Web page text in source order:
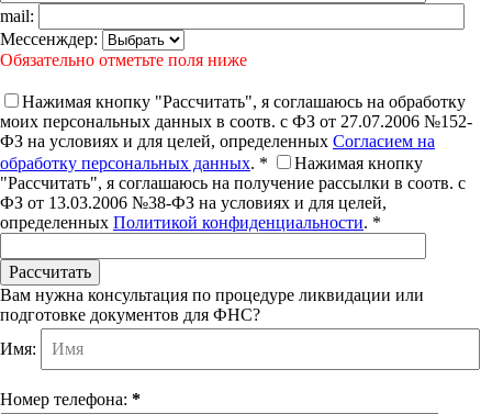
mail:
Мессенждер:
Обязательно отметьте поля ниже
Нажимая кнопку "Рассчитать", я соглашаюсь на обработку
моих персональных данных в соотв. с ФЗ от 27.07.2006 №152-
ФЗ на условиях и для целей, определенных Согласием на
обработку персональных данных. *
Нажимая кнопку
"Рассчитать", я соглашаюсь на получение рассылки в соотв. с
ФЗ от 13.03.2006 №38-ФЗ на условиях и для целей,
определенных Политикой конфиденциальности. *
Вам нужна консультация по процедуре ликвидации или
подготовке документов для ФНС?
Имя:
Номер телефона: *